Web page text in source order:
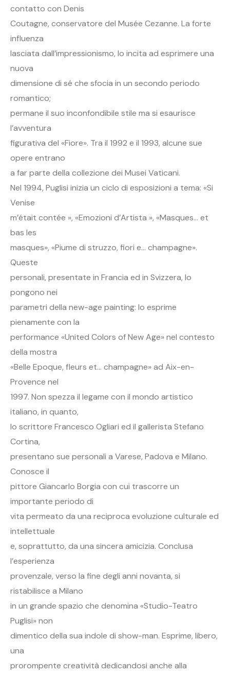
contatto con Denis
Coutagne, conservatore del Musée Cezanne. La forte
influenza
lasciata dall’impressionismo, lo incita ad esprimere una
nuova
dimensione di sé che sfocia in un secondo periodo
romantico;
permane il suo inconfondibile stile ma si esaurisce
l’avventura
figurativa del «Fiore». Tra il 1992 e il 1993, alcune sue
opere entrano
a far parte della collezione dei Musei Vaticani.
Nel 1994, Puglisi inizia un ciclo di esposizioni a tema: «Si
Venise
m’était contée », «Emozioni d’Artista », «Masques… et
bas les
masques», «Piume di struzzo, fiori e… champagne».
Queste
personali, presentate in Francia ed in Svizzera, lo
pongono nei
parametri della new-age painting: lo esprime
pienamente con la
performance «United Colors of New Age» nel contesto
della mostra
«Belle Epoque, fleurs et… champagne» ad Aix-en-
Provence nel
1997. Non spezza il legame con il mondo artistico
italiano, in quanto,
lo scrittore Francesco Ogliari ed il gallerista Stefano
Cortina,
presentano sue personali a Varese, Padova e Milano.
Conosce il
pittore Giancarlo Borgia con cui trascorre un
importante periodo di
vita permeato da una reciproca evoluzione culturale ed
intellettuale
e, soprattutto, da una sincera amicizia. Conclusa
l’esperienza
provenzale, verso la fine degli anni novanta, si
ristabilisce a Milano
in un grande spazio che denomina «Studio-Teatro
Puglisi» non
dimentico della sua indole di show-man. Esprime, libero,
una
prorompente creatività dedicandosi anche alla